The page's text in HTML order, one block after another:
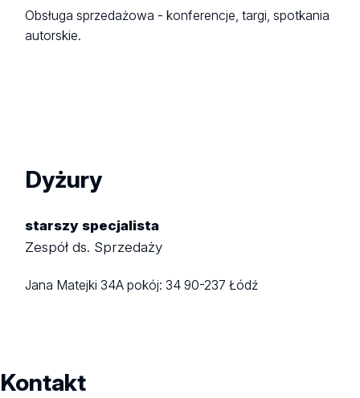
Obsługa sprzedażowa - konferencje, targi, spotkania
autorskie.
Dyżury
starszy specjalista
Zespół ds. Sprzedaży
Jana Matejki 34Apokój: 3490-237 Łódź
Kontakt